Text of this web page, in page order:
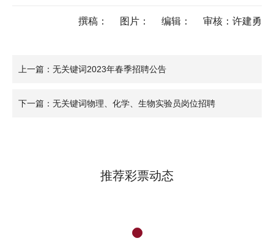
撰稿： 图片： 编辑： 审核：许建勇
上一篇：无关键词2023年春季招聘公告
下一篇：无关键词物理、化学、生物实验员岗位招聘
推荐彩票动态